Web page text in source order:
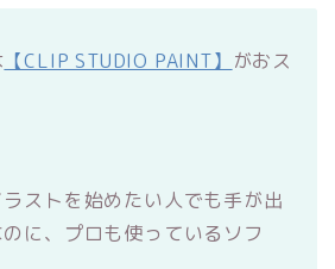
【CLIP STUDIO PAINT】 がおス
ストを始めたい人でも手が出
に、プロも使っているソフ